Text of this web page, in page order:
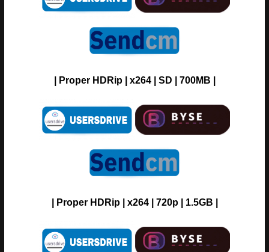
| Proper HDRip | x264 | SD | 700MB |
| Proper HDRip | x264 | 720p | 1.5GB |